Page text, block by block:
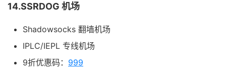
14.SSRDOG 机场
Shadowsocks 翻墙机场
IPLC/IEPL 专线机场
9折优惠码： 999